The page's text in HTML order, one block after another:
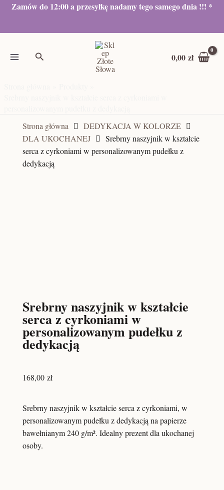
Przejdź
treści
Zamów do 12:00 a przesyłkę nadamy tego samego dnia !!! *
Szukaj 0,00 zł
Strona główna
DEDYKACJA W KOLORZE
DLA UKOCHANEJ
Srebrny naszyjnik w kształcie
serca z cyrkoniami w personalizowanym pudełku z
dedykacją
Srebrny naszyjnik w kształcie
serca z cyrkoniami w
personalizowanym pudełku z
dedykacją
168,00 zł
Srebrny naszyjnik w kształcie serca z cyrkoniami, w
personalizowanym pudełku z dedykacją na papierze
bawełnianym 240 g/m². Idealny prezent dla ukochanej
osoby.